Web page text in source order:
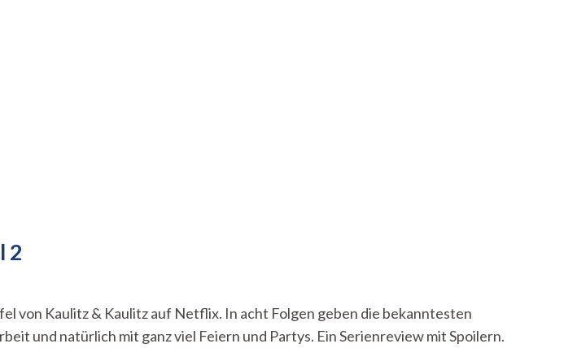
2
von Kaulitz & Kaulitz auf Netflix. In acht Folgen geben die bekanntesten
und natürlich mit ganz viel Feiern und Partys. Ein Serienreview mit Spoilern.